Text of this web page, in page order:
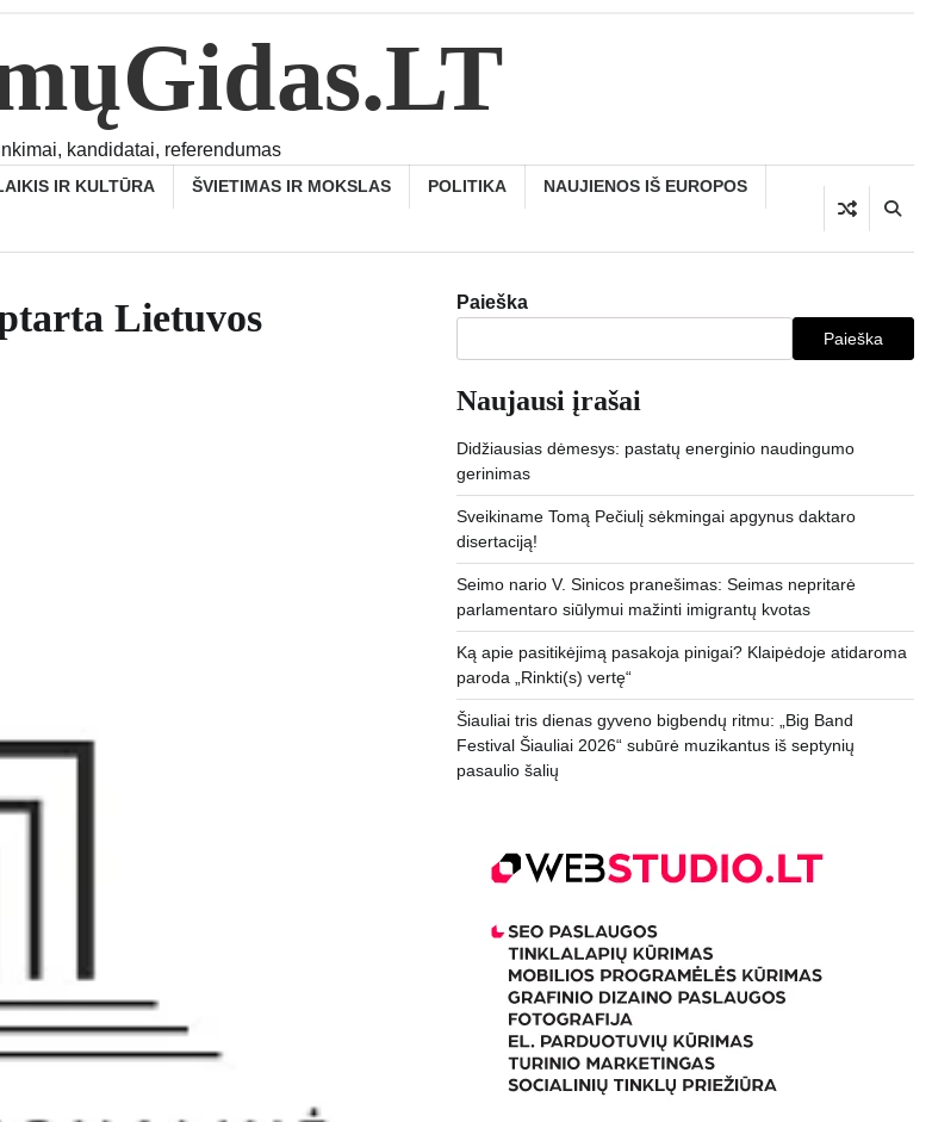
kandidatai, referendumas
IR KULTŪRA ŠVIETIMAS IR MOKSLAS POLITIKA NAUJIENOS IŠ EUROPOS
Lietuvos
Paieška
Paieška
Naujausi įrašai
Didžiausias dėmesys: pastatų energinio naudingumo
gerinimas
Sveikiname Tomą Pečiulį sėkmingai apgynus daktaro
disertaciją!
Seimo nario V. Sinicos pranešimas: Seimas nepritarė
parlamentaro siūlymui mažinti imigrantų kvotas
Ką apie pasitikėjimą pasakoja pinigai? Klaipėdoje atidaroma
paroda „Rinkti(s) vertę“
Šiauliai tris dienas gyveno bigbendų ritmu: „Big Band
Festival Šiauliai 2026“ subūrė muzikantus iš septynių
pasaulio šalių